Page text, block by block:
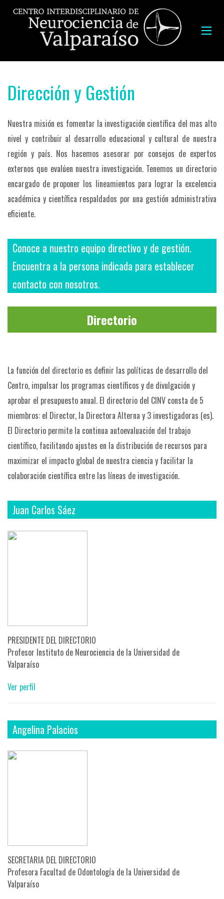
Dirección y Gestión
Nuestra misión es fomentar la investigación científica del mas alto
nivel y contribuir al desarrollo educacional y cultural de nuestra
región y país. Nos hacemos asesorar por consejos de expertos
externos que evalúen nuestra investigación. Tenemos un directorio
encargado de proponer los lineamientos para lograr la excelencia
académica y científica respaldados por una gestión administrativa
eficiente.
Conoce a nuestro equipo directivo y de gestión.
Encuentra a la persona indicada para establecer
contacto con nosotros.
Directorio
La función del directorio es definir las políticas de desarrollo del
Centro, impulsar los programas científicos y de divulgación y
aprobar el presupuesto anual. El directorio del CINV consta de 5
miembros: el Director, la Directora Alterna y 3 investigadoras (es).
El Directorio permite la continua autoevaluación del trabajo
científico, facilitando ajustes en la distribución de recursos para
maximizar el impacto global de nuestra ciencia y facilitar la
colaboración científica entre las líneas de investigación.
Juan Carlos Sáez
PRESIDENTE DEL DIRECTORIO
Profesor Instituto de Neurociencia de la Universidad de
Valparaíso
Ver perfil
Angelina Palacios
SECRETARIA DEL DIRECTORIO
Profesora Facultad de Odontología de la Universidad de
Valparaíso